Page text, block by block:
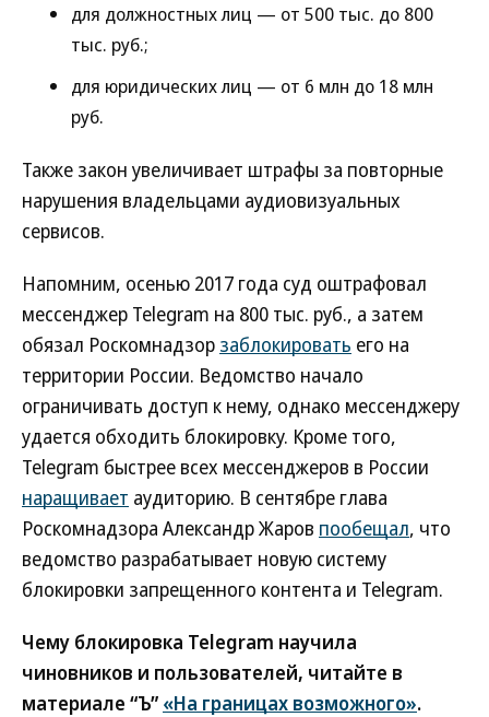
для должностных лиц — от 500 тыс. до 800
тыс. руб.;
для юридических лиц — от 6 млн до 18 млн
руб.
Также закон увеличивает штрафы за повторные
нарушения владельцами аудиовизуальных
сервисов.
Напомним, осенью 2017 года суд оштрафовал
мессенджер Telegram на 800 тыс. руб., а затем
обязал Роскомнадзор заблокировать его на
территории России. Ведомство начало
ограничивать доступ к нему, однако мессенджеру
удается обходить блокировку. Кроме того,
Telegram быстрее всех мессенджеров в России
наращивает аудиторию. В сентябре глава
Роскомнадзора Александр Жаров пообещал, что
ведомство разрабатывает новую систему
блокировки запрещенного контента и Telegram.
Чему блокировка Telegram научила
чиновников и пользователей, читайте в
материале “Ъ” «На границах возможного».